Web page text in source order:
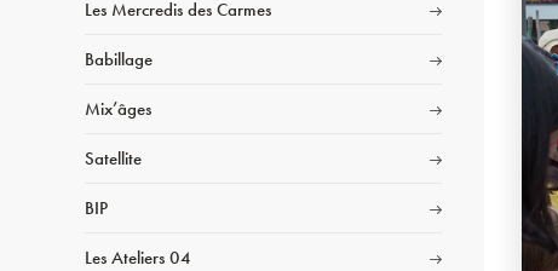
Les Mercredis des Carmes
Babillage
Mix’âges
Satellite
BIP
Les Ateliers 04